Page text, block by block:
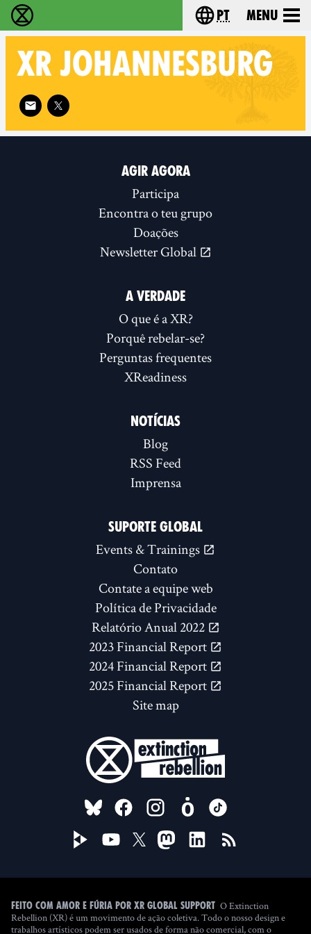
Extinction Rebellion - Home Choose your
pt Menu
XR JOHANNESBURG
Follow XR Johannesburg on
AGIR AGORA
Participa
Encontra o teu grupo
Doações
Newsletter Global
A VERDADE
O que é a XR?
Porquê rebelar-se?
Perguntas frequentes
XReadiness
NOTÍCIAS
Blog
RSS Feed
Imprensa
SUPORTE GLOBAL
Events & Trainings
Contato
Contate a equipe web
Política de Privacidade
Relatório Anual 2022
2023 Financial Report
2024 Financial Report
2025 Financial Report
Site map
FOLLOW US ON
Feito com amor e fúria por XR Global Support O Extinction
Rebellion (XR) é um movimento de ação coletiva. Todo o nosso design e
trabalhos artísticos podem ser usados de forma não comercial, com o